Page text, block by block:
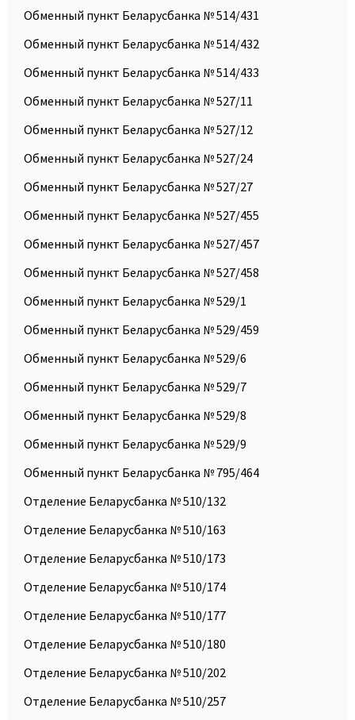
Обменный пункт Беларусбанка № 514/431
Обменный пункт Беларусбанка № 514/432
Обменный пункт Беларусбанка № 514/433
Обменный пункт Беларусбанка № 527/11
Обменный пункт Беларусбанка № 527/12
Обменный пункт Беларусбанка № 527/24
Обменный пункт Беларусбанка № 527/27
Обменный пункт Беларусбанка № 527/455
Обменный пункт Беларусбанка № 527/457
Обменный пункт Беларусбанка № 527/458
Обменный пункт Беларусбанка № 529/1
Обменный пункт Беларусбанка № 529/459
Обменный пункт Беларусбанка № 529/6
Обменный пункт Беларусбанка № 529/7
Обменный пункт Беларусбанка № 529/8
Обменный пункт Беларусбанка № 529/9
Обменный пункт Беларусбанка № 795/464
Отделение Беларусбанка № 510/132
Отделение Беларусбанка № 510/163
Отделение Беларусбанка № 510/173
Отделение Беларусбанка № 510/174
Отделение Беларусбанка № 510/177
Отделение Беларусбанка № 510/180
Отделение Беларусбанка № 510/202
Отделение Беларусбанка № 510/257